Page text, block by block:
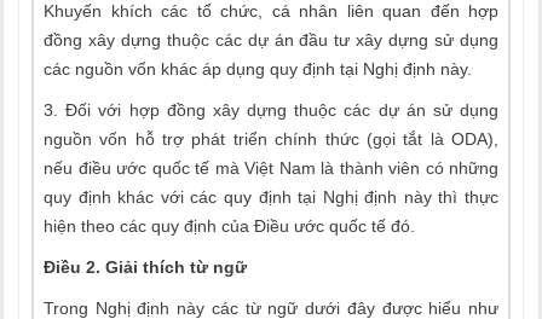
Khuyến khích các tổ chức, cá nhân liên quan đến hợp
đồng xây dựng thuộc các dự án đầu tư xây dựng sử dụng
các nguồn vốn khác áp dụng quy định tại Nghị định này.
3. Đối với hợp đồng xây dựng thuộc các dự án sử dụng
nguồn vốn hỗ trợ phát triển chính thức (gọi tắt là ODA),
nếu điều ước quốc tế mà Việt Nam là thành viên có những
quy định khác với các quy định tại Nghị định này thì thực
hiện theo các quy định của Điều ước quốc tế đó.
Điều 2. Giải thích từ ngữ
Trong Nghị định này các từ ngữ dưới đây được hiểu như